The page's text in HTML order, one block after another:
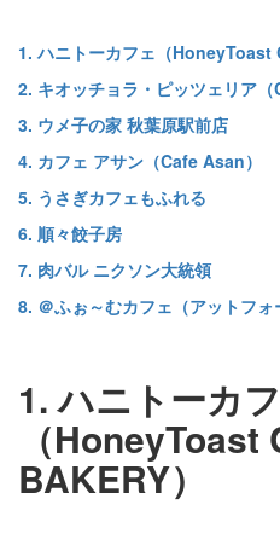
1. ハニトーカフェ（HoneyToast
2. キオッチョラ・ピッツェリア
3. ウメ子の家 秋葉原駅前店
4. カフェ アサン（Cafe Asan）
5. うさぎカフェもふれる
6. 順々餃子房
7. 肉バル ニクソン大統領
8. ＠ふぉ～むカフェ（アットフォ
1. ハニトーカ
（HoneyToast
BAKERY）